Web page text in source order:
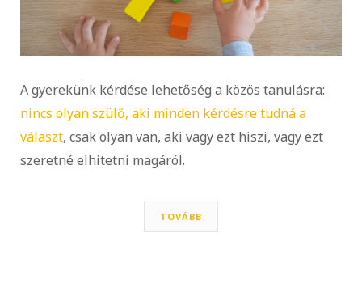
A gyerekünk kérdése lehetőség a közös tanulásra:
nincs olyan szülő, aki minden kérdésre tudná a
választ, csak olyan van, aki vagy ezt hiszi, vagy ezt
szeretné elhitetni magáról.
TOVÁBB